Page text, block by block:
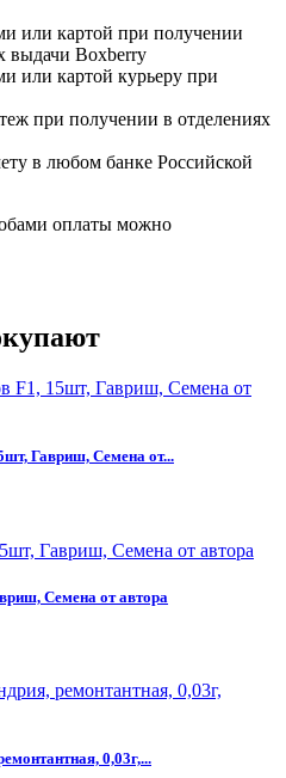
или картой при получении
выдачи Boxberry
или картой курьеру при
при получении в отделениях
в любом банке Российской
оплаты можно
Гавриш, Семена от...
Семена от автора
0,03г,...